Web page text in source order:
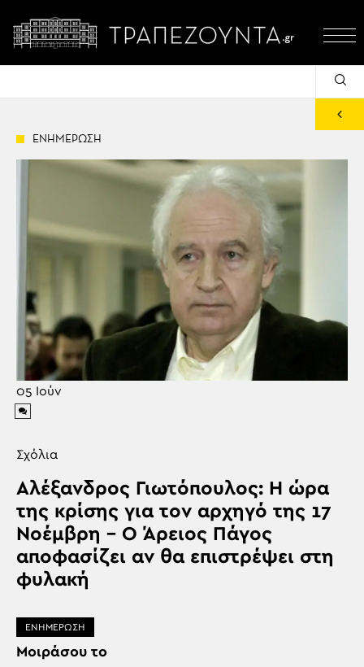
ΕΝΗΜΕΡΩΣΗ
05 Ιούν
Σχόλια
Αλέξανδρος Γιωτόπουλος: Η ώρα
της κρίσης για τον αρχηγό της 17
Νοέμβρη – Ο Άρειος Πάγος
αποφασίζει αν θα επιστρέψει στη
φυλακή
ΕΝΗΜΕΡΩΣΗ
Μοιράσου το